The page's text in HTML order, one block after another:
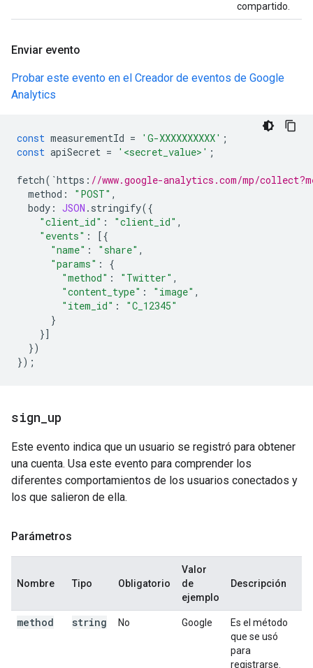
compartido.
Enviar evento
Probar este evento en el Creador de eventos de Google
Analytics
const measurementId = 'G-XXXXXXXXXX' ;
const apiSecret = '<secret_value>' ;
fetch( `https : //www.google-analytics.com/mp/
method : "POST" ,
body : JSON . stringify({
"client_id" : "client_id" ,
"events" :
[{
"name" : "share" ,
"params" :
{
"method" : "Twitter" ,
"content_type" : "image" ,
"item_id" :
"C_12345"
}
}]
})
});
sign up
Este evento indica que un usuario se registró para obtener
una cuenta. Usa este evento para comprender los
diferentes comportamientos de los usuarios conectados y
los que salieron de ella.
Parámetros
Nombre Tipo Obligatorio
Valor
de
ejemplo
Descripción
method string No Google
Es el método
que se usó
para
registrarse.